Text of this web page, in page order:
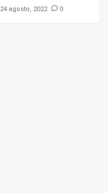
24 agosto, 2022 0